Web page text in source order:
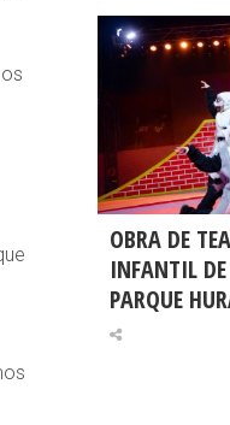
OBRA DE
INFANTIL
PARQUE